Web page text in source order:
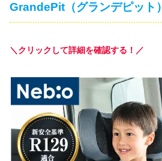
GrandePit（グランデピット）
＼クリックして詳細を確認する！／